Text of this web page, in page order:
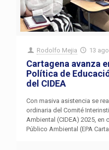
Rodolfo Mejia 13
Cartagena avanza
Política de
del CIDEA
Con masiva asistencia se
ordinaria del Comité
Ambiental (CIDEA) 2025,
Público Ambiental (EPA